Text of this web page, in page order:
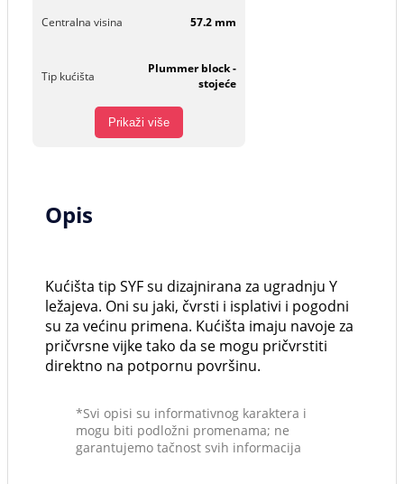
Centralna visina 57.2 mm
Tip kućišta
Plummer block -
stojeće
Prikaži više
Opis
Kućišta tip SYF su dizajnirana za ugradnju Y
ležajeva. Oni su jaki, čvrsti i isplativi i pogodni
su za većinu primena. Kućišta imaju navoje za
pričvrsne vijke tako da se mogu pričvrstiti
direktno na potpornu površinu.
*Svi opisi su informativnog karaktera i
mogu biti podložni promenama; ne
garantujemo tačnost svih informacija